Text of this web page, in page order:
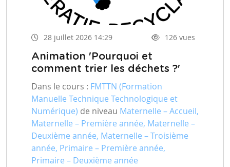
28 juillet 2026 14:29 126 vues
Animation 'Pourquoi et
comment trier les déchets ?'
Dans le cours : FMTTN (Formation
Manuelle Technique Technologique et
Numérique) de niveau Maternelle – Accueil,
Maternelle – Première année, Maternelle –
Deuxième année, Maternelle – Troisième
année, Primaire – Première année,
Primaire – Deuxième année